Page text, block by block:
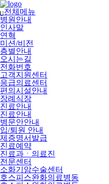
메
뉴
건
너
뛰
기
전체메뉴
병원안내
인사말
연혁
미션/비전
층별안내
오시는길
전화번호
고객지원센터
응급의료센터
편의시설안내
장례식장
진료안내
진료안내
병문안안내
입/퇴원 안내
제증명서발급
진료예약
진료과ㆍ의료진
전문센터
소화기암수술센터
호스피스완화의료병동